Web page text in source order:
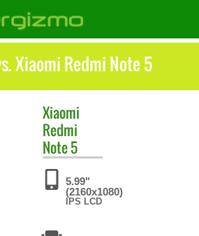
Xiaomi Redmi Note 5
Xiaomi
Redmi
Note 5
5.99"
(2160x1080)
IPS LCD